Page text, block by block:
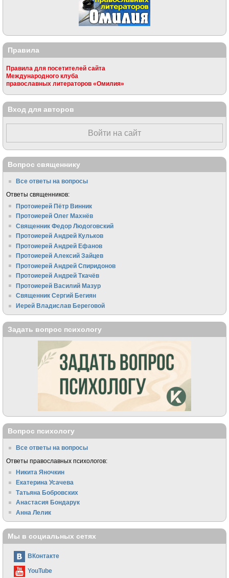
Правила
Правила для посетителей сайта
Международного клуба
православных литераторов «Омилия»
Вход для авторов
Войти на сайт
Вопрос священнику
Все ответы на вопросы
Ответы священников:
Протоиерей Пётр Винник
Протоиерей Олег Махнёв
Священник Федор Людоговский
Протоиерей Андрей Кульков
Протоиерей Андрей Ефанов
Протоиерей Алексий Зайцев
Протоиерей Андрей Спиридонов
Протоиерей Андрей Ткачёв
Протоиерей Василий Мазур
Священник Сергий Бегиян
Иерей Владислав Береговой
Задать вопрос психологу
Вопрос психологу
Все ответы на вопросы
Ответы православных психологов:
Никита Яночкин
Екатерина Усачева
Татьяна Бобровских
Анастасия Бондарук
Анна Лелик
Мы в социальных сетях
ВКонтакте
YouTube